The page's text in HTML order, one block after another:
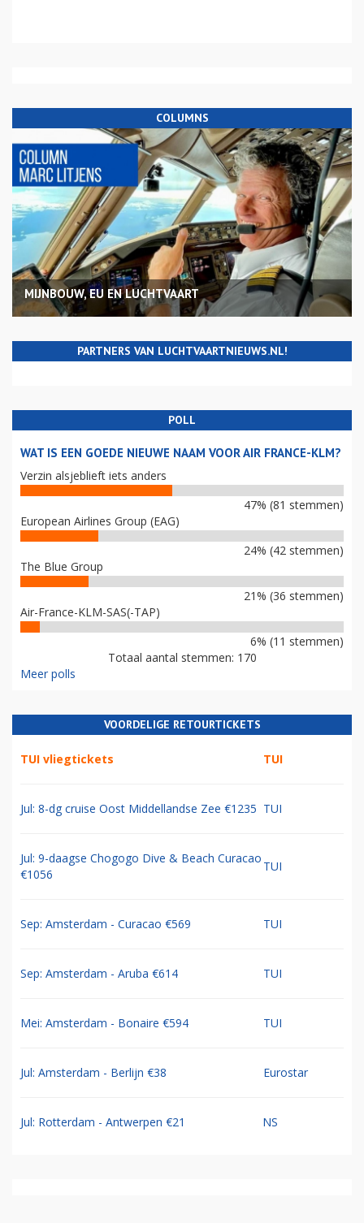
COLUMNS
MIJNBOUW, EU EN LUCHTVAART
PARTNERS VAN LUCHTVAARTNIEUWS.NL!
POLL
WAT IS EEN GOEDE NIEUWE NAAM VOOR AIR FRANCE-KLM?
Verzin alsjeblieft iets anders
47% (81 stemmen)
European Airlines Group (EAG)
24% (42 stemmen)
The Blue Group
21% (36 stemmen)
Air-France-KLM-SAS(-TAP)
6% (11 stemmen)
Totaal aantal stemmen: 170
Meer polls
VOORDELIGE RETOURTICKETS
TUI vliegtickets TUI
Jul: 8-dg cruise Oost Middellandse Zee €1235 TUI
Jul: 9-daagse Chogogo Dive & Beach Curacao
€1056
TUI
Sep: Amsterdam - Curacao €569 TUI
Sep: Amsterdam - Aruba €614 TUI
Mei: Amsterdam - Bonaire €594 TUI
Jul: Amsterdam - Berlijn €38 Eurostar
Jul: Rotterdam - Antwerpen €21 NS